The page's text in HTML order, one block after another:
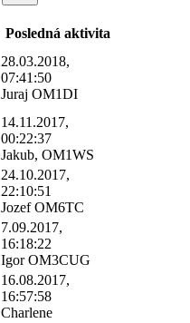
Posledná aktivita
28.03.2018,
07:41:50
Juraj OM1DI
14.11.2017,
00:22:37
Jakub, OM1WS
24.10.2017,
22:10:51
Jozef OM6TC
7.09.2017,
16:18:22
Igor OM3CUG
16.08.2017,
16:57:58
Charlene